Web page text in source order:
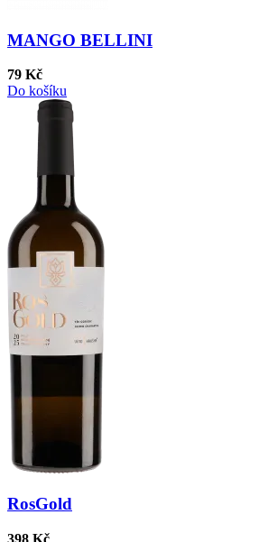
MANGO BELLINI
79 Kč
Do košíku
RosGold
398 Kč